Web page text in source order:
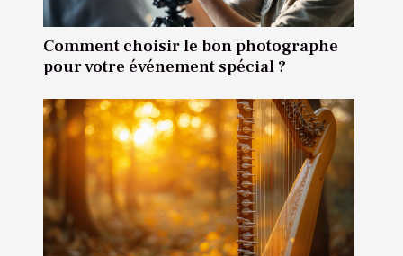
Comment choisir le bon photographe
pour votre événement spécial ?